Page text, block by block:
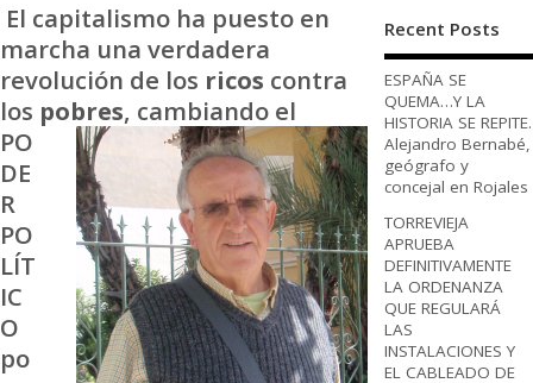
El capitalismo ha puesto en
marcha una verdadera
revolución de los ricos contra
los pobres, cambiando el
PO
DE
R
PO
LÍT
IC
O
po
Recent Posts
ESPAÑA SE
QUEMA…Y LA
HISTORIA SE REPITE.
Alejandro Bernabé,
geógrafo y
concejal en Rojales
TORREVIEJA
APRUEBA
DEFINITIVAMENTE
LA ORDENANZA
QUE REGULARÁ
LAS
INSTALACIONES Y
EL CABLEADO DE